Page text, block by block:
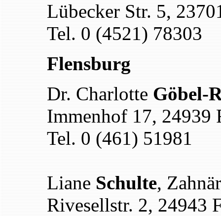
Lübecker Str. 5,
Tel. 0 (4521) 78303
Flensburg
Dr. Charlotte Göbel-
Immenhof 17, 24939
Tel. 0 (461) 51981
Liane Schulte,
Rivesellstr. 2, 24943